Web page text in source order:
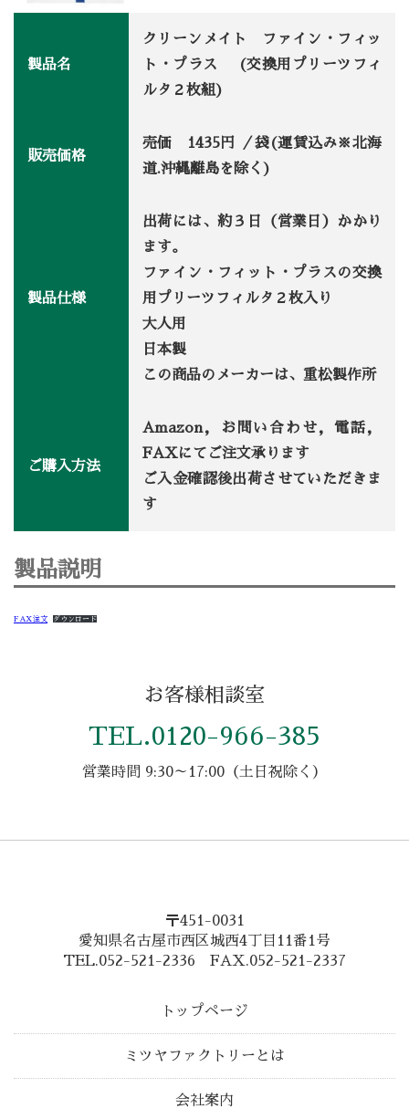
製品名
クリーンメイト ファイン・フィッ
ト・プラス (交換用プリーツフィ
ルタ２枚組)
販売価格
売価 1435円 ／袋(運賃込み※北海
道.沖縄離島を除く)
製品仕様
出荷には、約３日（営業日）かかり
ます。
ファイン・フィット・プラスの交換
用プリーツフィルタ２枚入り
大人用
日本製
この商品のメーカーは、重松製作所
ご購入方法
Amazon，お問い合わせ，電話，
FAXにてご注文承ります
ご入金確認後出荷させていただきま
す
製品説明
FAX注文 ダウンロード
お客様相談室
TEL.0120-966-385
営業時間 9:30～17:00（土日祝除く）
〒451-0031
愛知県名古屋市西区城西4丁目11番1号
TEL.052-521-2336 FAX.052-521-2337
トップページ
ミツヤファクトリーとは
会社案内